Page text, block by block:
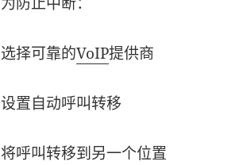
选择可靠的VoIP提供商
设置自动呼叫转移
将呼叫转移到另一个位置